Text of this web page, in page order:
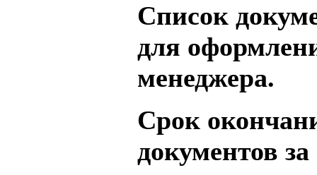
Список
для
менеджера.
Срок
документов